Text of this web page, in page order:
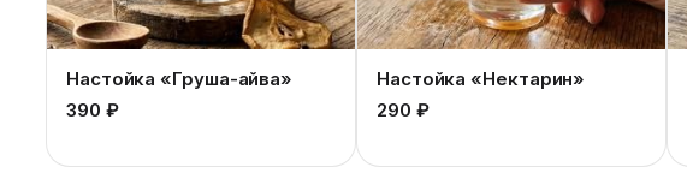
Настойка «Груша-айва»
390 ₽
Настойка «Нектарин»
290 ₽